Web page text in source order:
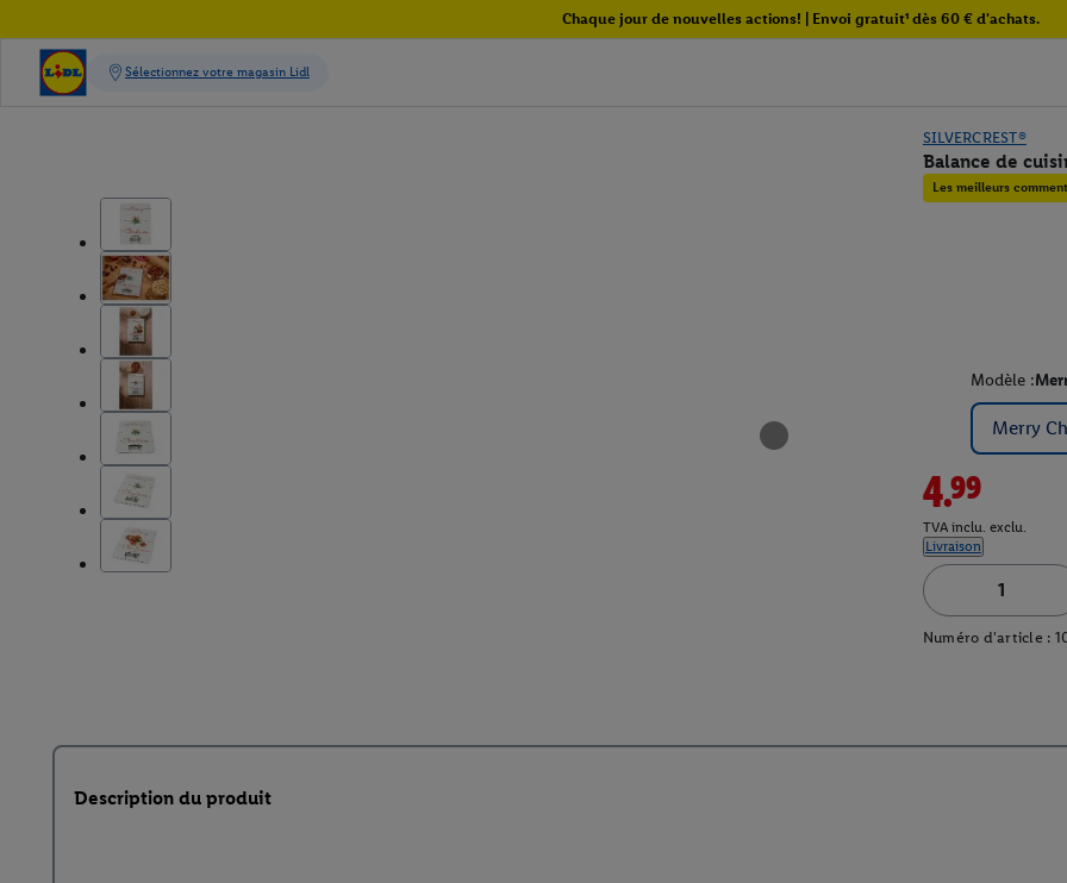
Chaque jour de nouvelles actions! | Envoi gratuit¹ dès 60 € d'achats.
SILVERCREST®
Balance de
Les meilleurs
Modèle :
Merry
4.99
TVA inclu. exclu.
Livraison
Numéro d'article :
Description du produit